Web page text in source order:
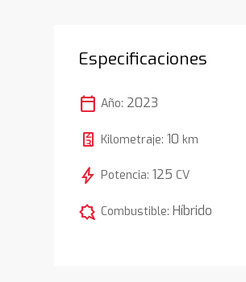
Especificaciones
calendar_today Año: 2023
Kilometraje:10 km
bolt Potencia:125 CV
comic_bubble Combustible:Híbrido